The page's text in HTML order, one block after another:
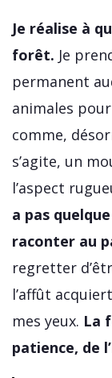
Je réalise à
forêt. Je
permanent
animales
comme,
s’agite, un
l’aspect
a pas
raconter au
regretter
l’affût
mes yeux. La
patience, de